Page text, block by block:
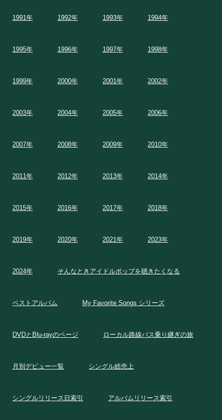
1991年 1992年 1993年 1994年
1995年 1996年 1997年 1998年
1999年 2000年 2001年 2002年
2003年 2004年 2005年 2006年
2007年 2008年 2009年 2010年
2011年 2012年 2013年 2014年
2015年 2016年 2017年 2018年
2019年 2020年 2021年 2023年
2024年 そんなときアイドルポップを聴きたくなる
ベストアルバム My Favorite Songs シリーズ
DVDとBlu-rayのページ ローカル路線バス乗り継ぎの旅
月別デビュー一覧 シングル総売上
シングルリリース日索引 アルバムリリース索引